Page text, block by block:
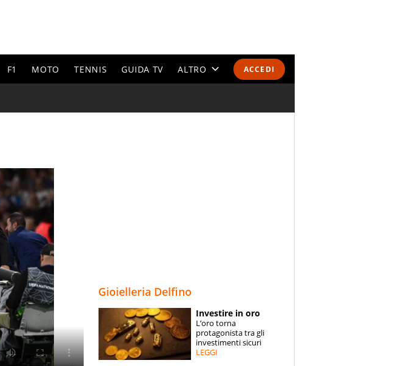
ACCEDI
F1 MOTO TENNIS GUIDA TV ALTRO
ESPERTI
CONTATTI
Gioielleria Delfino
Investire in oro
L’oro torna
protagonista tra gli
investimenti sicuri
LEGGI